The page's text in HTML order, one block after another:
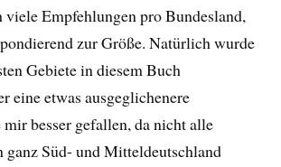
viele Empfehlungen pro Bundesland,
zur Größe. Natürlich wurde
Gebiete in diesem Buch
eine etwas ausgeglichenere
besser gefallen, da nicht alle
ganz Süd- und Mitteldeutschland